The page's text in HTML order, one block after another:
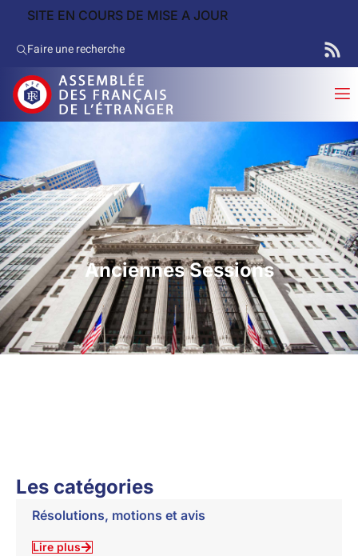
SITE EN COURS DE MISE A JOUR
Faire une recherche
Anciennes Sessions
Les catégories
Résolutions, motions et avis
Lire plus